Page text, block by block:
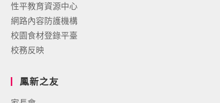
性平教育資源中心
網路內容防護機構
校園食材登錄平臺
校務反映
鳳新之友